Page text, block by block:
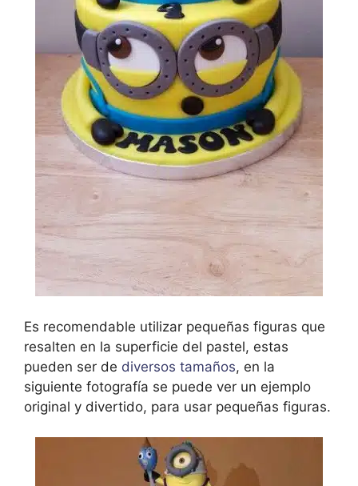
Es recomendable utilizar pequeñas figuras que
resalten en la superficie del pastel, estas
pueden ser de diversos tamaños, en la
siguiente fotografía se puede ver un ejemplo
original y divertido, para usar pequeñas figuras.